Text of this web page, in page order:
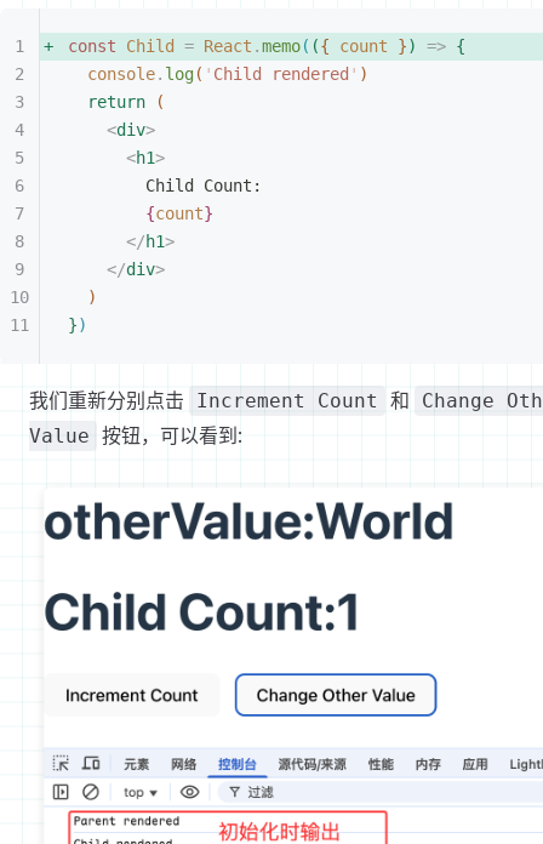
const Child = React .memo( ({ count }) => {
console. log( ' Child rendered ' )
return
(
<div>
<h1>
Child Count:
{count}
</h1>
</div>
)
})
我们重新分别点击 Increment Count 和
Change
Value 按钮，可以看到: